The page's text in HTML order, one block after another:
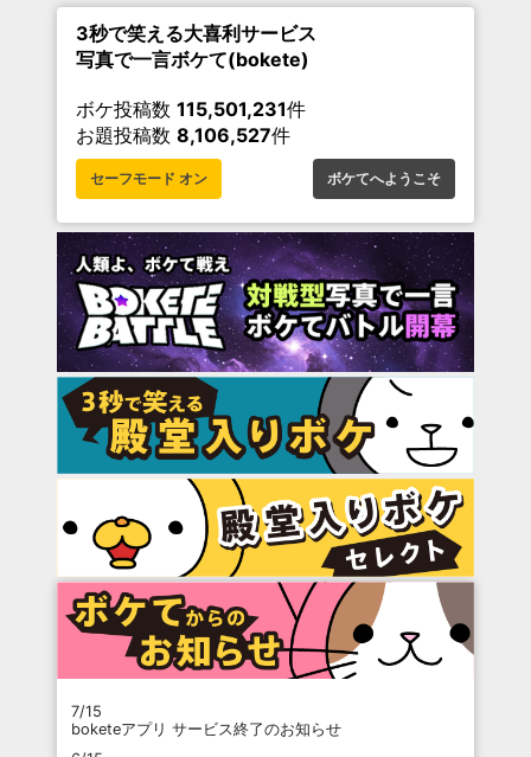
3秒で笑える大喜利サービス
写真で一言ボケて(bokete)
ボケ投稿数 115,501,231件
お題投稿数 8,106,527件
セーフモード オン ボケてへようこそ
7/15
boketeアプリ サービス終了のお知らせ